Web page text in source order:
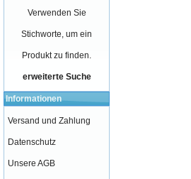
Verwenden Sie
Stichworte, um ein
Produkt zu finden.
erweiterte Suche
Informationen
Versand und Zahlung
Datenschutz
Unsere AGB